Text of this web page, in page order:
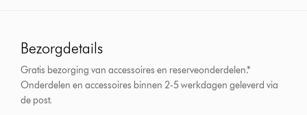
Bezorgdetails
Gratis bezorging van accessoires en reserveonderdelen.*
Onderdelen en accessoires binnen 2-5 werkdagen geleverd via
de post.